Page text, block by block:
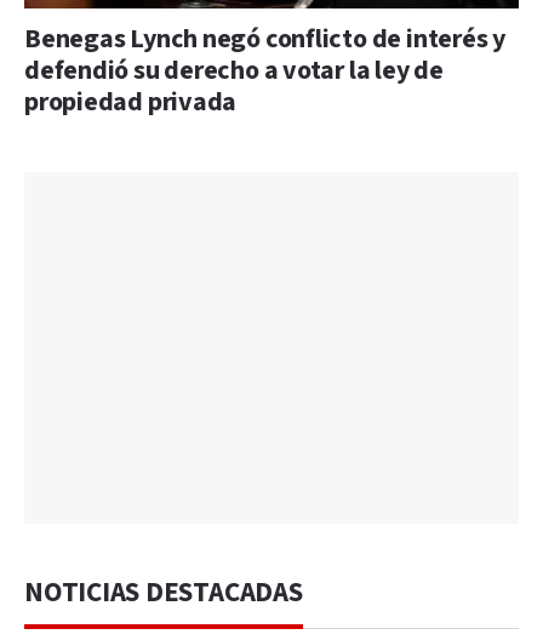
Benegas Lynch negó conflicto de interés y
defendió su derecho a votar la ley de
propiedad privada
NOTICIAS DESTACADAS